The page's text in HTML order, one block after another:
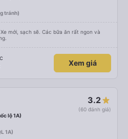
tránh)
mới, sạch sẽ. Các bữa ăn rất ngon và
Xem giá
3.2
(60 đánh giá)
lộ 1A)
1A)